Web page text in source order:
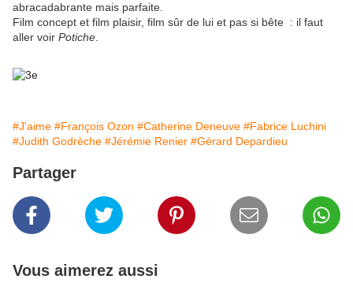
abracadabrante mais parfaite.
Film concept et film plaisir, film sûr de lui et pas si bête : il faut
aller voir Potiche
#J'aime #François Ozon #Catherine Deneuve #Fabrice Luchini
#Judith Godrèche #Jérémie Renier #Gérard Depardieu
Partager
Vous aimerez aussi